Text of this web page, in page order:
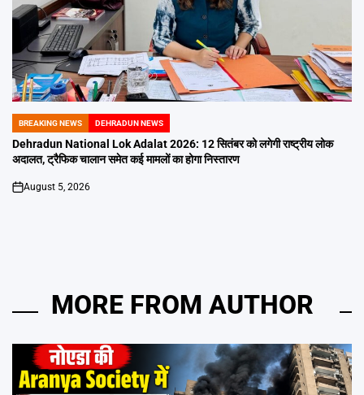
POSTED
IN
BREAKING NEWS DEHRADUN NEWS
Dehradun National Lok Adalat 2026: 12 सितंबर को लगेगी राष्ट्रीय लोक
अदालत, ट्रैफिक चालान समेत कई मामलों का होगा निस्तारण
on
August 5, 2026
MORE FROM AUTHOR